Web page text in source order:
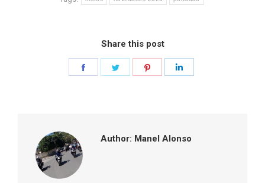
Share this post
Author: Manel Alonso